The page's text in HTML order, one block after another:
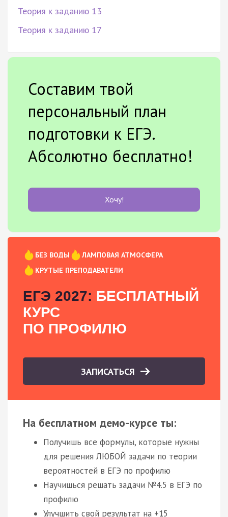
Теория к заданию 13
Теория к заданию 17
Составим твой
персональный план
подготовки к ЕГЭ.
Абсолютно бесплатно!
Хочу!
БЕЗ ВОДЫ
ЛАМПОВАЯ АТМОСФЕРА
КРУТЫЕ ПРЕПОДАВАТЕЛИ
ЕГЭ 2027: БЕСПЛАТНЫЙ
КУРС
ПО ПРОФИЛЮ
ЗАПИСАТЬСЯ
На бесплатном демо-курсе ты:
Получишь все формулы, которые нужны
для решения ЛЮБОЙ задачи по теории
вероятностей в ЕГЭ по профилю
Научишься решать задачи №4.5 в ЕГЭ по
профилю
Улучшить свой результат на +15